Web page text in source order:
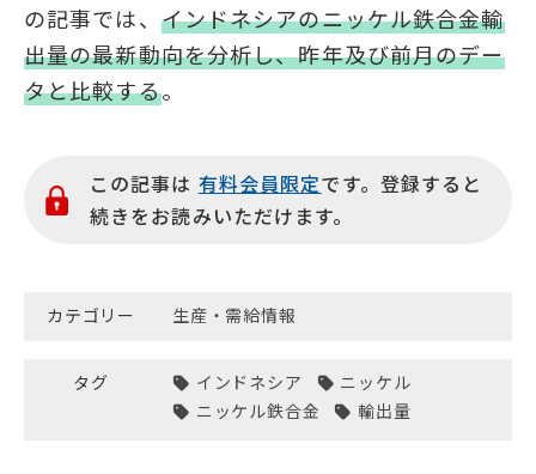
の記事では、 インドネシアのニッケル鉄合金輸
出量の最新動向を分析し、昨年及び前月のデー
タと比較する。
この記事は 有料会員限定です。登録すると
続きをお読みいただけます。
カテゴリー 生産・需給情報
タグ インドネシア
ニッケル
ニッケル鉄合金
輸出量